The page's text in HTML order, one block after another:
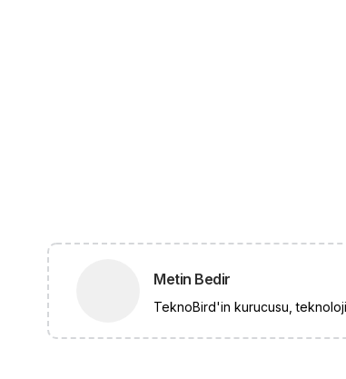
Metin Bedir
TeknoBird'in kurucusu, teknoloji